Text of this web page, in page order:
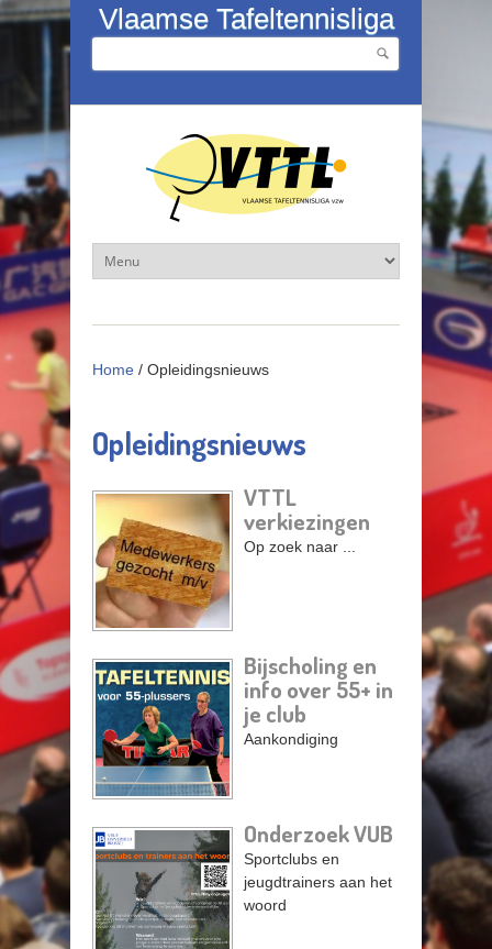
Overslaan en naar de inhoud gaan
Vlaamse Tafeltennisliga
Zoekveld
Home / Opleidingsnieuws
Opleidingsnieuws
VTTL
verkiezingen
Op zoek naar ...
Bijscholing en
info over 55+ in
je club
Aankondiging
Onderzoek VUB
Sportclubs en
jeugdtrainers aan het
woord
Pagina's